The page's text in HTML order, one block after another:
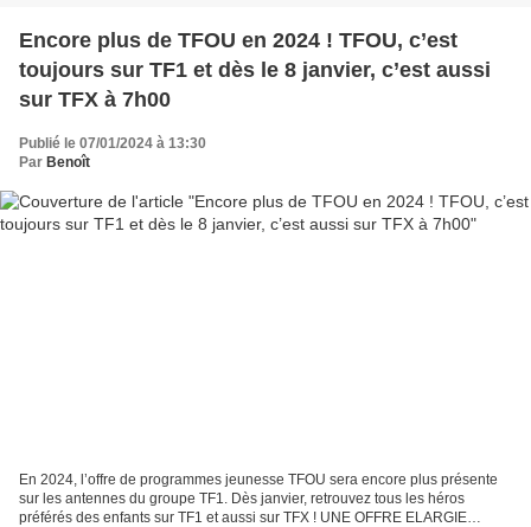
Encore plus de TFOU en 2024 ! TFOU, c’est
toujours sur TF1 et dès le 8 janvier, c’est aussi
sur TFX à 7h00
Publié le 07/01/2024 à 13:30
Par Benoît
En 2024, l’offre de programmes jeunesse TFOU sera encore plus présente
sur les antennes du groupe TF1. Dès janvier, retrouvez tous les héros
préférés des enfants sur TF1 et aussi sur TFX ! UNE OFFRE ELARGIE